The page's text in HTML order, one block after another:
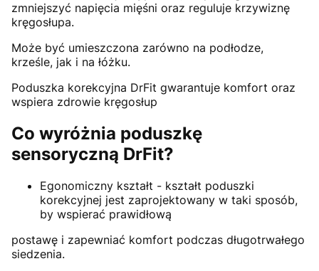
zmniejszyć napięcia mięśni oraz reguluje krzywiznę
kręgosłupa.
Może być umieszczona zarówno na podłodze,
krześle, jak i na łóżku.
Poduszka korekcyjna DrFit gwarantuje komfort oraz
wspiera zdrowie kręgosłup
Co wyróżnia poduszkę
sensoryczną DrFit?
Egonomiczny kształt - kształt poduszki
korekcyjnej jest zaprojektowany w taki sposób,
by wspierać prawidłową
postawę i zapewniać komfort podczas długotrwałego
siedzenia.